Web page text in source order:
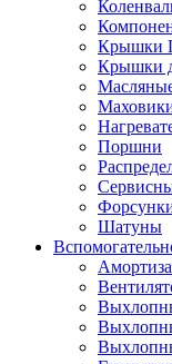
Крышки
Крышки
Поршни
Шатуны